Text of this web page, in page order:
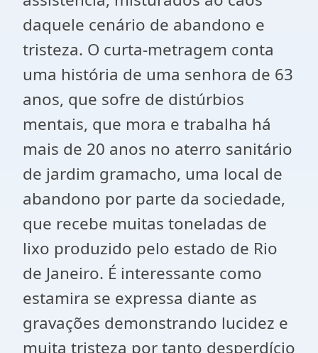
daquele cenário de abandono e
tristeza. O curta-metragem conta
uma história de uma senhora de 63
anos, que sofre de distúrbios
mentais, que mora e trabalha há
mais de 20 anos no aterro sanitário
de jardim gramacho, uma local de
abandono por parte da sociedade,
que recebe muitas toneladas de
lixo produzido pelo estado de Rio
de Janeiro. É interessante como
estamira se expressa diante as
gravações demonstrando lucidez e
muita tristeza por tanto desperdício